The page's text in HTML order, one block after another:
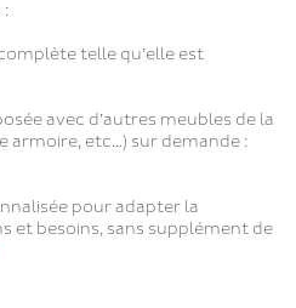
:
telle qu’elle est
avec d’autres meubles de la
armoire, etc…) sur demande :
pour adapter la
et besoins, sans supplément de